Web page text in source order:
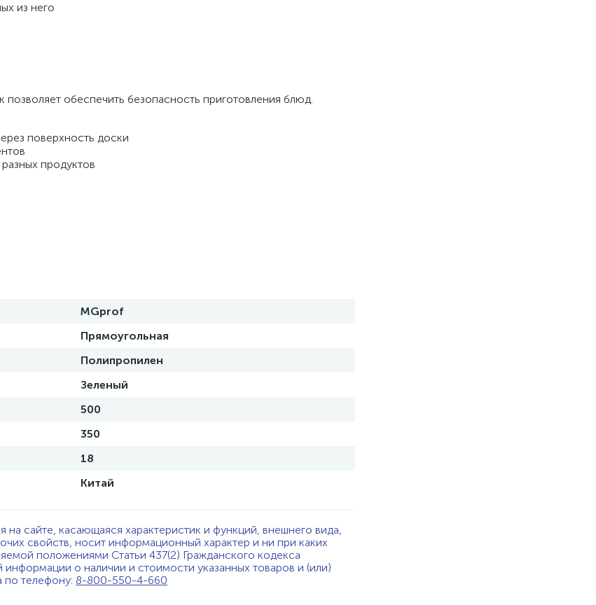
из него
обеспечить безопасность приготовления блюд.
поверхность доски
продуктов
MGprof
Прямоугольная
Полипропилен
Зеленый
500
350
18
Китай
сайте, касающаяся характеристик и функций, внешнего вида,
свойств, носит информационный характер и ни при каких
положениями Статьи 437(2) Гражданского кодекса
о наличии и стоимости указанных товаров и (или)
по телефону: 8-800-550-4-660